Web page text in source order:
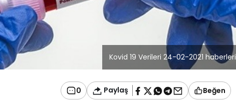
Kovid 19 Verileri 24-02-2021 haberleri
0 Paylaş Beğen